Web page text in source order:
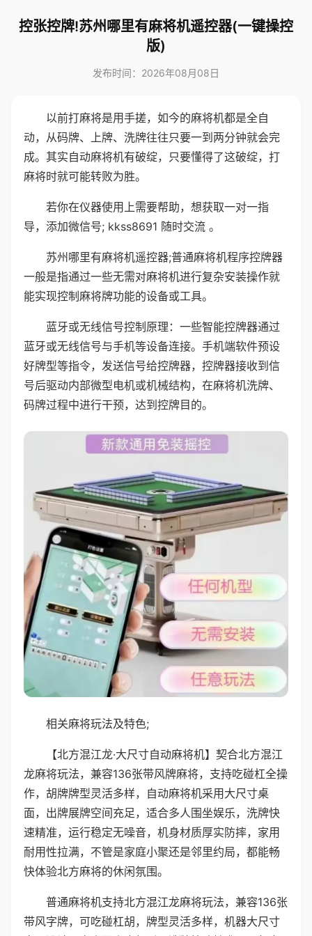
控张控牌!苏州哪里有麻将机遥控器(一键操控
版)
发布时间：2026年08月08日
以前打麻将是用手搓，如今的麻将机都是全自
动，从码牌、上牌、洗牌往往只要一到两分钟就会完
成。其实自动麻将机有破绽，只要懂得了这破绽，打
麻将时就可能转败为胜。
若你在仪器使用上需要帮助，想获取一对一指
导，添加微信号; kkss8691 随时交流 。
苏州哪里有麻将机遥控器;普通麻将机程序控牌器
一般是指通过一些无需对麻将机进行复杂安装操作就
能实现控制麻将牌功能的设备或工具。
蓝牙或无线信号控制原理：一些智能控牌器通过
蓝牙或无线信号与手机等设备连接。手机端软件预设
好牌型等指令，发送信号给控牌器，控牌器接收到信
号后驱动内部微型电机或机械结构，在麻将机洗牌、
码牌过程中进行干预，达到控牌目的。
相关麻将玩法及特色;
【北方混江龙·大尺寸自动麻将机】契合北方混江
龙麻将玩法，兼容136张带风牌麻将，支持吃碰杠全操
作，胡牌牌型灵活多样，自动麻将机采用大尺寸桌
面，出牌展牌空间充足，适合多人围坐娱乐，洗牌快
速精准，运行稳定无噪音，机身材质厚实防摔，家用
耐用性拉满，不管是家庭小聚还是邻里约局，都能畅
快体验北方麻将的休闲氛围。
普通麻将机支持北方混江龙麻将玩法，兼容136张
带风字牌，可吃碰杠胡，牌型灵活多样，机器大尺寸